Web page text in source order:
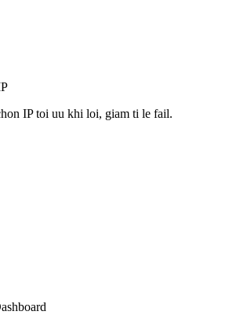
IP toi uu khi loi, giam ti le fail.